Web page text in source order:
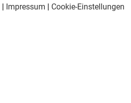
| Impressum | Cookie-Einstellungen